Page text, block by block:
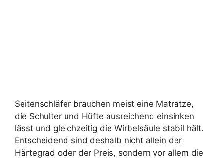
Seitenschläfer brauchen meist eine Matratze,
die Schulter und Hüfte ausreichend einsinken
lässt und gleichzeitig die Wirbelsäule stabil hält.
Entscheidend sind deshalb nicht allein der
Härtegrad oder der Preis, sondern vor allem die